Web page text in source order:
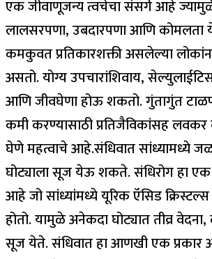
एक जीवाणूजन्य त्वचेचा संसर्ग आहे
लालसरपणा, उबदारपणा आणि कोमलता
कमकुवत प्रतिकारशक्ती असलेल्या
असतो. योग्य उपचारांशिवाय,
आणि जीवघेणा होऊ शकतो. गुंतागुंत
कमी करण्यासाठी प्रतिजैविकांसह
घेणे महत्वाचे आहे.संधिवात सांध्यामध्ये
घोट्याला सूज येऊ शकते. संधिरोग हा एक
आहे जो सांध्यांमध्ये यूरिक ऍसिड
होतो. यामुळे अनेकदा घोट्यात तीव्र
सूज येते. संधिवात हा आणखी एक प्रकार